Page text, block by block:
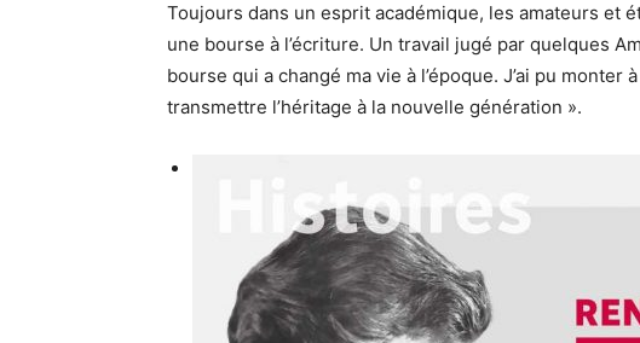
Toujours dans un esprit académique, les amateurs et
une bourse à l’écriture. Un travail jugé par quelques
bourse qui a changé ma vie à l’époque. J’ai pu monter
transmettre l’héritage à la nouvelle génération ».